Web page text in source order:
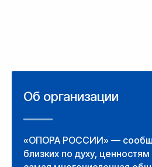
Об организации
«ОПОРА РОССИИ» —
близких по духу,